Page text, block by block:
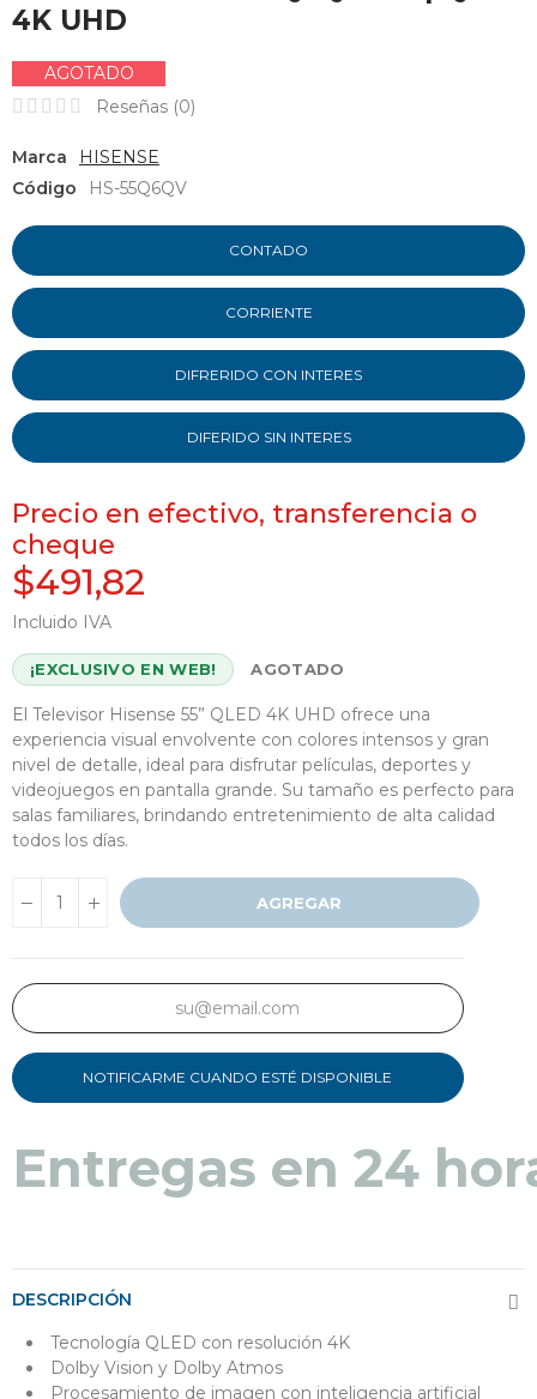
4K UHD
AGOTADO
Reseñas (0)
Marca
HISENSE
Código
HS-55Q6QV
CONTADO
CORRIENTE
DIFRERIDO CON INTERES
DIFERIDO SIN INTERES
Precio en efectivo, transferencia o
cheque
$491,82
Incluido IVA
¡EXCLUSIVO EN WEB! AGOTADO
El Televisor Hisense 55” QLED 4K UHD ofrece una
experiencia visual envolvente con colores intensos y gran
nivel de detalle, ideal para disfrutar películas, deportes y
videojuegos en pantalla grande. Su tamaño es perfecto para
salas familiares, brindando entretenimiento de alta calidad
todos los días.
AGREGAR
NOTIFICARME CUANDO ESTÉ DISPONIBLE
Entregas en 24
DESCRIPCIÓN
Tecnología QLED con resolución 4K
Dolby Vision y Dolby Atmos
Procesamiento de imagen con inteligencia artificial